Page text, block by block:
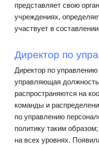
представляет свою
учреждениях,
участвует в
Директор по
Директор по
управляющая
распространяются на
команды и
по управлению
политику таким
на всех уровнях.